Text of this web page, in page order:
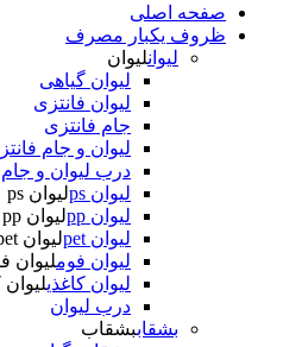
صفحه اصلی
ظروف یکبار مصرف
لیوانلیوان
لیوان گیاهی
لیوان فانتزی
جام فانتزی
لیوان و جام
درب لیوان و جام
لیوان ps
لیوان ps
لیوان pp
لیوان pp
لیوان pet
لیوان pet
لیوان فوملیوان
لیوان کاغذی
درب لیوان
بشقاببشقاب